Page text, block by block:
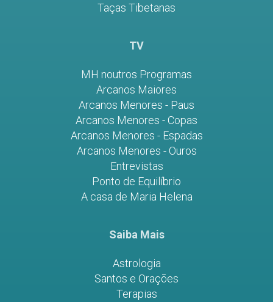
Taças Tibetanas
TV
MH noutros Programas
Arcanos Maiores
Arcanos Menores - Paus
Arcanos Menores - Copas
Arcanos Menores - Espadas
Arcanos Menores - Ouros
Entrevistas
Ponto de Equilíbrio
A casa de Maria Helena
Saiba Mais
Astrologia
Santos e Orações
Terapias